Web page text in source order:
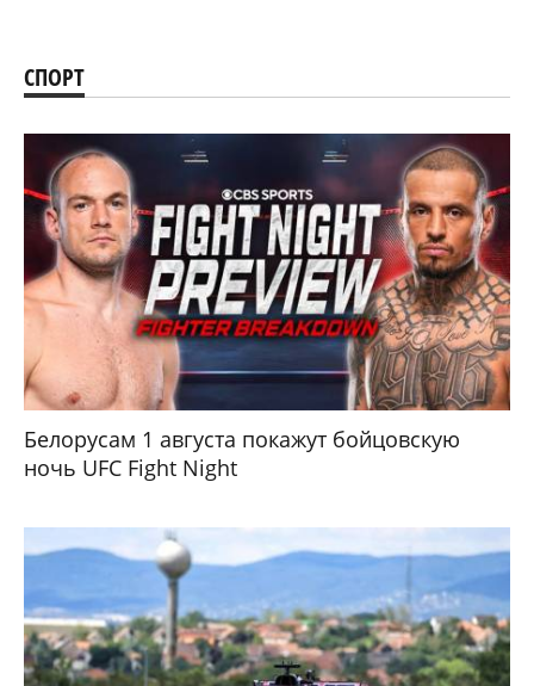
СПОРТ
Белорусам 1 августа покажут бойцовскую
ночь UFC Fight Night